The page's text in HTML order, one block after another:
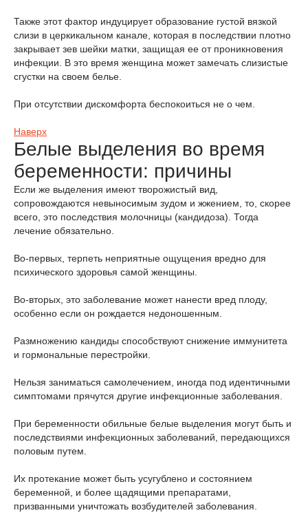
Также этот фактор индуцирует образование густой вязкой
слизи в церкикальном канале, которая в последствии плотно
закрывает зев шейки матки, защищая ее от проникновения
инфекции. В это время женщина может замечать слизистые
сгустки на своем белье.
При отсутствии дискомфорта беспокоиться не о чем.
Наверх
Белые выделения во время
беременности: причины
Если же выделения имеют творожистый вид,
сопровождаются невыносимым зудом и жжением, то, скорее
всего, это последствия молочницы (кандидоза). Тогда
лечение обязательно.
Во-первых, терпеть неприятные ощущения вредно для
психического здоровья самой женщины.
Во-вторых, это заболевание может нанести вред плоду,
особенно если он рождается недоношенным.
Размножению кандиды способствуют снижение иммунитета
и гормональные перестройки.
Нельзя заниматься самолечением, иногда под идентичными
симптомами прячутся другие инфекционные заболевания.
При беременности обильные белые выделения могут быть и
последствиями инфекционных заболеваний, передающихся
половым путем.
Их протекание может быть усугублено и состоянием
беременной, и более щадящими препаратами,
призванными уничтожать возбудителей заболевания.